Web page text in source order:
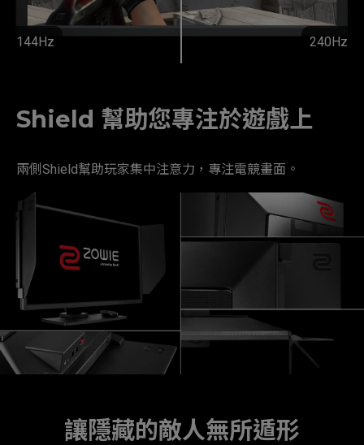
144Hz 240Hz
Shield 幫助您專注於遊戲上
兩側Shield幫助玩家集中注意力，專注電競畫面。
讓隱藏的敵人無所遁形